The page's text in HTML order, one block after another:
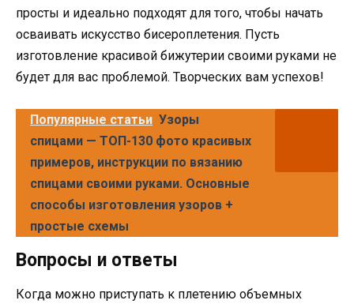
просты и идеально подходят для того, чтобы начать
осваивать искусство бисероплетения. Пусть
изготовление красивой бижутерии своими руками не
будет для вас проблемой. Творческих вам успехов!
Популярные статьи Узоры
спицами — ТОП-130 фото красивых
примеров, инструкции по вязанию
спицами своими руками. Основные
способы изготовления узоров +
простые схемы
Вопросы и ответы
Когда можно приступать к плетению объемных